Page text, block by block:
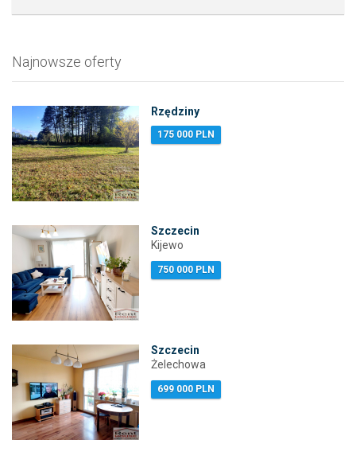
Najnowsze oferty
Rzędziny
175 000 PLN
Szczecin
Kijewo
750 000 PLN
Szczecin
Żelechowa
699 000 PLN